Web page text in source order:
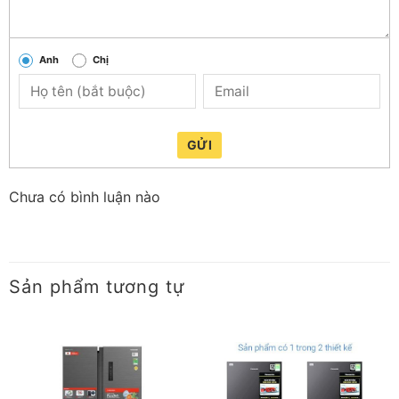
–Cửa tủ lạnh được làm từ thép
trong suốt thời gian sử dụng.
Anh Chị
GỬI
Chưa có bình luận nào
Sản phẩm tương tự